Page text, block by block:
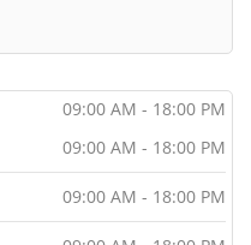
09:00 AM - 18:00 PM
09:00 AM - 18:00 PM
09:00 AM - 18:00 PM